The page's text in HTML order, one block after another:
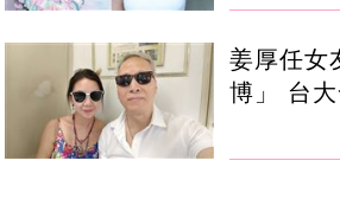
姜厚任女
博」 台